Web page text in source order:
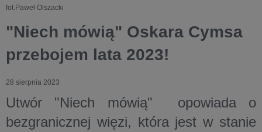
fot.Paweł Olszacki
"Niech mówią" Oskara Cymsa
przebojem lata 2023!
28 sierpnia 2023
Utwór "Niech mówią" opowiada o
bezgranicznej więzi, która jest w stanie